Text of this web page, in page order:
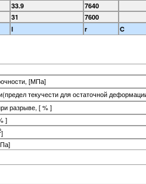
33.9
7640
31
7600
l r C
[МПа]
текучести для остаточной
разрыве, [ % ]
]
]